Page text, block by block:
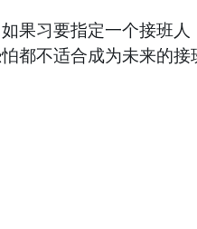
习要指定一个接班人
都不适合成为未来的